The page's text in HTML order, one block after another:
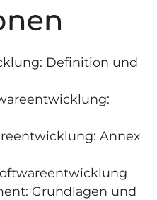
Definition und
Annex
Grundlagen und